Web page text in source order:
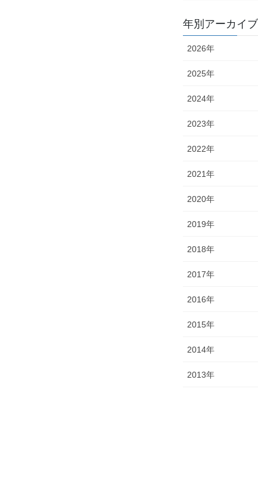
年別アーカイブ
2026年
2025年
2024年
2023年
2022年
2021年
2020年
2019年
2018年
2017年
2016年
2015年
2014年
2013年